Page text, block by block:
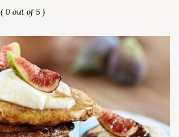
( 0 out of 5 )